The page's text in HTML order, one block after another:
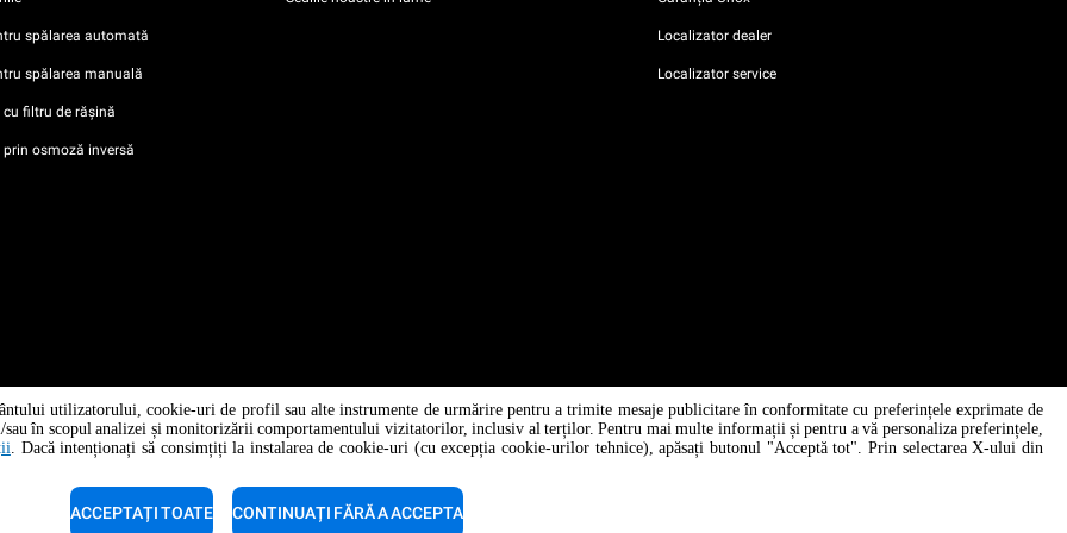
spălarea automată
spălarea manuală
filtru de rășină
osmoză inversă
Localizator dealer
Localizator service
n °
AI Content Disclaimer Privacy policy Cookie policy
utilizatorului, cookie-uri de profil sau alte instrumente de urmărire pentru a trimite mesaje publicitare în conformitate cu preferințele exprimate de
în scopul analizei și monitorizării comportamentului vizitatorilor, inclusiv al terților. Pentru mai multe informații și pentru a vă personaliza preferințele,
. Dacă intenționați să consimțiți la instalarea de cookie-uri (cu excepția cookie-urilor tehnice), apăsați butonul "Acceptă tot". Prin selectarea X-ului din
ACCEPTAȚI TOATE CONTINUAȚI FĂRĂ A ACCEPTA